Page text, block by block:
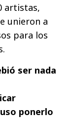
artistas,
unieron a
para los
ser nada
ponerlo